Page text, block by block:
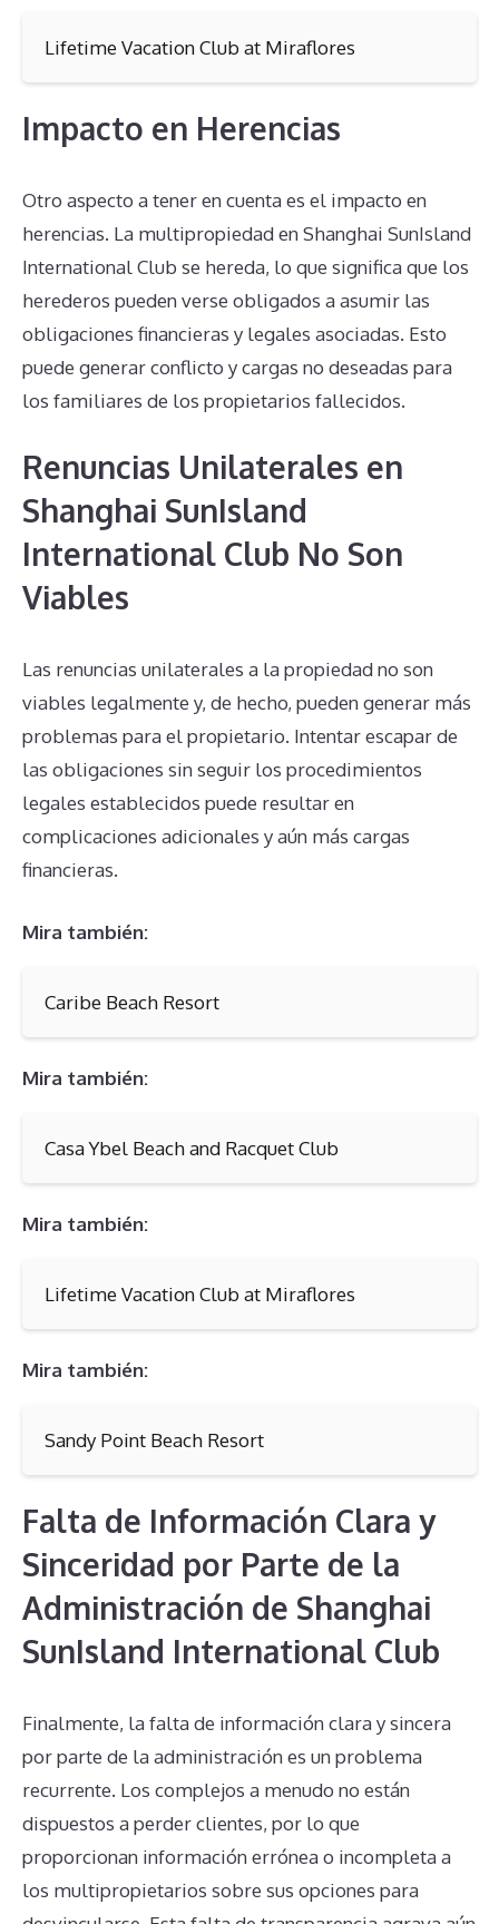
Lifetime Vacation Club at Miraflores
Impacto en Herencias
Otro aspecto a tener en cuenta es el impacto en
herencias. La multipropiedad en Shanghai SunIsland
International Club se hereda, lo que significa que los
herederos pueden verse obligados a asumir las
obligaciones financieras y legales asociadas. Esto
puede generar conflicto y cargas no deseadas para
los familiares de los propietarios fallecidos.
Renuncias Unilaterales en
Shanghai SunIsland
International Club No Son
Viables
Las renuncias unilaterales a la propiedad no son
viables legalmente y, de hecho, pueden generar más
problemas para el propietario. Intentar escapar de
las obligaciones sin seguir los procedimientos
legales establecidos puede resultar en
complicaciones adicionales y aún más cargas
financieras.
Mira también:
Caribe Beach Resort
Mira también:
Casa Ybel Beach and Racquet Club
Mira también:
Lifetime Vacation Club at Miraflores
Mira también:
Sandy Point Beach Resort
Falta de Información Clara y
Sinceridad por Parte de la
Administración de Shanghai
SunIsland International Club
Finalmente, la falta de información clara y sincera
por parte de la administración es un problema
recurrente. Los complejos a menudo no están
dispuestos a perder clientes, por lo que
proporcionan información errónea o incompleta a
los multipropietarios sobre sus opciones para